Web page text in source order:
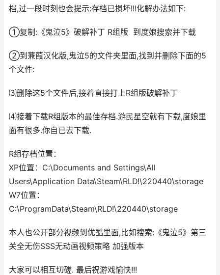
档,过一段时刻也会提示:存档已损坏!!!化解办法如下:
①复制:《鬼泣5》破解补丁 R组版 到度娘搜索并下载
②到蒹葭汉化版,鬼泣5的文件夹里面,找到并删除下面的5
个文件:
⑶删除这5个文件后,接着直接打上R组版破解补丁
⑷接着下载R组版本的最佳存档.游民星空就有下载,度娘里
面有很多.你自已去下载.
R组存档位置：
XP位置：C:\Documents and Settings\All
Users\Application Data\Steam\RLD!\220440\storage
W7位置：
C:\ProgramData\Steam\RLD!\220440\storage
本人也公开部分视频到优酷里面,比如搜索:《鬼泣5》第三
关全无伤SSS无动画视频策略 加强版本
大家可以相互切磋. 最后祝游戏愉快!!!